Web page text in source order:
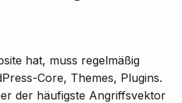
hat, muss regelmäßig
Core, Themes, Plugins.
der häufigste Angriffsvektor